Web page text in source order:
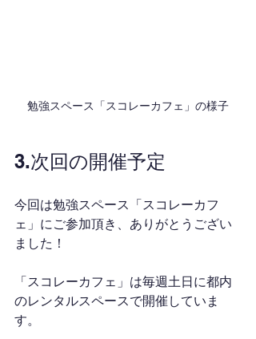
勉強スペース「スコレーカフェ」の様子
3.次回の開催予定
今回は勉強スペース「スコレーカフ
ェ」にご参加頂き、ありがとうござい
ました！
「スコレーカフェ」は毎週土日に都内
のレンタルスペースで開催していま
す。